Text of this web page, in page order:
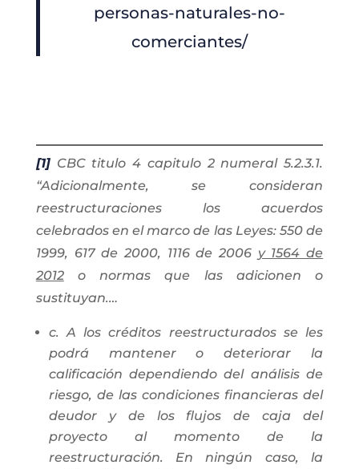
personas-naturales-no-
comerciantes/
[1]CBC titulo 4 capitulo 2 numeral 5.2.3.1.
“Adicionalmente, se consideran
reestructuraciones los acuerdos
celebrados en el marco de las Leyes: 550 de
1999, 617 de 2000, 1116 de 2006 y 1564 de
2012o normas que las adicionen o
sustituyan.…
c. A los créditos reestructurados se les
podrá mantener o deteriorar la
calificación dependiendo del análisis de
riesgo, de las condiciones financieras del
deudor y de los flujos de caja del
proyecto al momento de la
reestructuración. En ningún caso, la